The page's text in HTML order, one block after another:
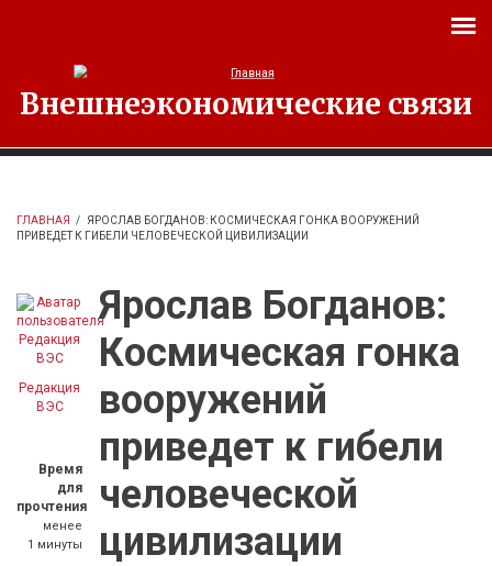
Внешнеэкономические связи
ГЛАВНАЯ /
ЯРОСЛАВ БОГДАНОВ: КОСМИЧЕСКАЯ ГОНКА ВООРУЖЕНИЙ
ПРИВЕДЕТ К ГИБЕЛИ ЧЕЛОВЕЧЕСКОЙ ЦИВИЛИЗАЦИИ
Редакция
ВЭС
Время
для
прочтения
менее
1 минуты
Ярослав Богданов:
Космическая гонка
вооружений
приведет к гибели
человеческой
цивилизации